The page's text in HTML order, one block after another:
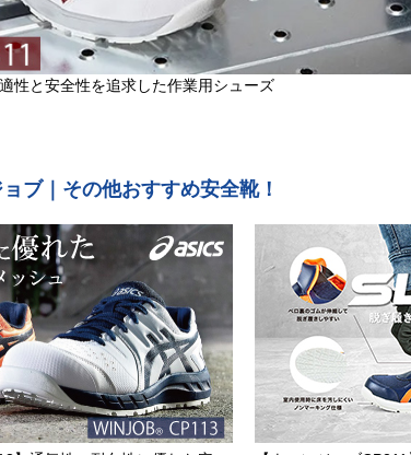
性と安全性を追求した作業用シューズ
ブ｜その他おすすめ安全靴！